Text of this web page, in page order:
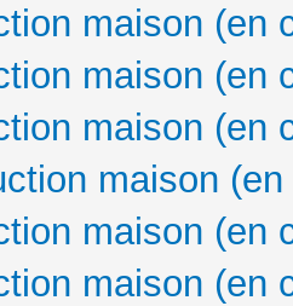
maison (en
maison (en
maison (en
maison
maison (en
maison (en